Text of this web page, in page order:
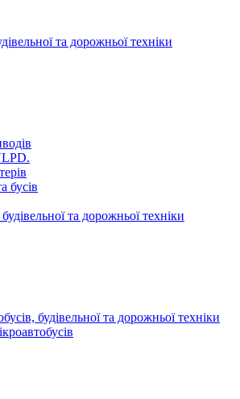
та дорожньої техніки
бусів
та дорожньої техніки
будівельної та дорожньої техніки